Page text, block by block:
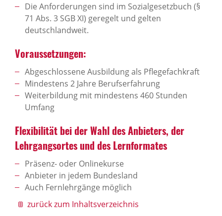
Die Anforderungen sind im Sozialgesetzbuch (§
71 Abs. 3 SGB XI) geregelt und gelten
deutschlandweit.
Voraussetzungen:
Abgeschlossene Ausbildung als Pflegefachkraft
Mindestens 2 Jahre Berufserfahrung
Weiterbildung mit mindestens 460 Stunden
Umfang
Flexibilität bei der Wahl des Anbieters, der
Lehrgangsortes und des Lernformates
Präsenz- oder Onlinekurse
Anbieter in jedem Bundesland
Auch Fernlehrgänge möglich
zurück zum Inhaltsverzeichnis